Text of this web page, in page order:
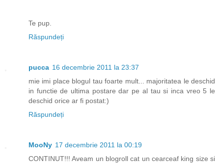
Te pup.
Răspundeți
pucca 16 decembrie 2011 la 23:37
mie imi place blogul tau foarte mult... majoritatea le deschid
in functie de ultima postare dar pe al tau si inca vreo 5 le
deschid orice ar fi postat:)
Răspundeți
MooNy 17 decembrie 2011 la 00:19
CONTINUT!!! Aveam un blogroll cat un cearceaf king size si